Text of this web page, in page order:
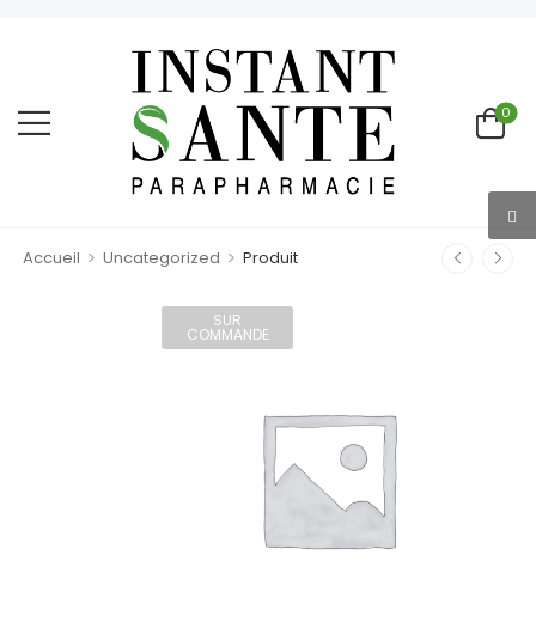
0
Accueil > Uncategorized > Produit
SUR
COMMANDE